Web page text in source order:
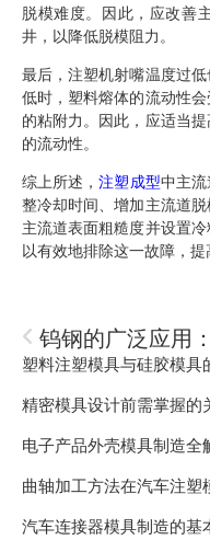
脱模难度。因此，应改善
井，以降低脱模阻力。
最后，注塑机射嘴温度过
低时，塑料熔体的流动性
的粘附力。因此，应适当
的流动性。
综上所述，注塑成型中主
整冷却时间、增加主流道
主流道表面粗糙度并设置
以有效地排除这一故障，提
塑料注塑模具与硅胶模具
精密模具设计前需掌握的
电子产品外壳模具制造全
曲轴加工方法在汽车注塑
汽车连接器模具制造的基